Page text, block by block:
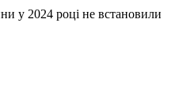
у 2024 році не встановили